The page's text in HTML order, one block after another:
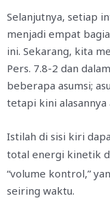
Selanjutnya, setiap
menjadi empat
ini. Sekarang, kita
Pers. 7.8-2 dan
beberapa asumsi;
tetapi kini alasannya
Istilah di sisi kiri
total energi kinetik
“volume kontrol,”
seiring waktu.